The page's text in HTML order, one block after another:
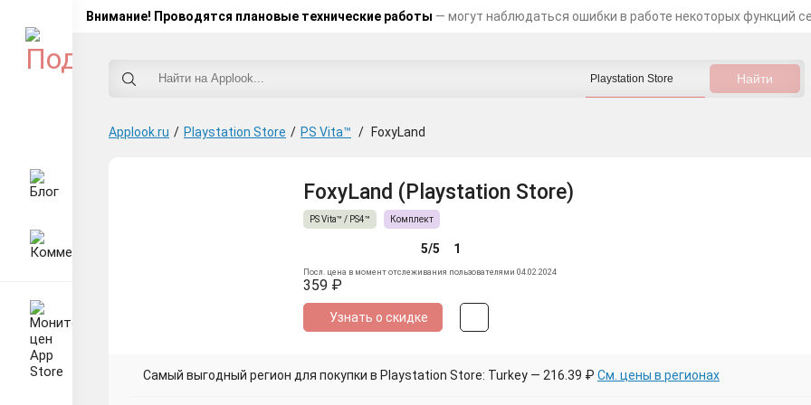
Внимание! Проводятся плановые технические работы — могут наблюдаться ошибки в работе некоторых функций
Applook.ru / Playstation Store / PS Vita™ / FoxyLand
FoxyLand (Playstation Store)
PS Vita™ / PS4™ Комплект
5/5 1
Посл. цена в момент отслеживания пользователями 04.02.2024
359 ₽
Узнать о скидке
Самый выгодный регион для покупки в Playstation Store: Turkey — 216.39 ₽ См. цены в регионах